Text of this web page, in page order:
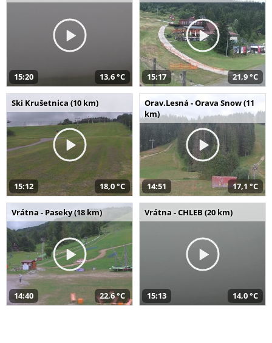
15:20 13,6 °C 15:17 21,9 °C
Ski Krušetnica (10 km)
15:12 18,0 °C
Orav.Lesná - Orava Snow (11
km)
14:51 17,1 °C
Vrátna - Paseky (18 km)
14:40 22,6 °C
Vrátna - CHLEB (20 km)
15:13 14,0 °C